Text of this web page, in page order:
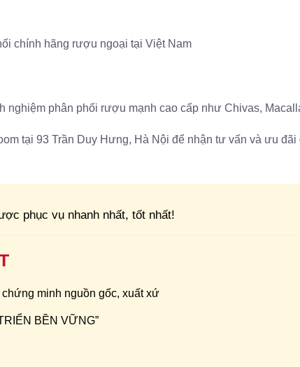
chính hãng rượu ngoại tại Việt Nam
phân phối rượu mạnh cao cấp như Chivas,
tại 93 Trần Duy Hưng, Hà Nội để nhận tư vấn và ưu đãi
phục vụ nhanh nhất, tốt nhất!
minh nguồn gốc, xuất xứ
BỀN VỮNG”